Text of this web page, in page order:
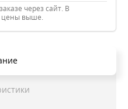
через сайт. В
цены выше.